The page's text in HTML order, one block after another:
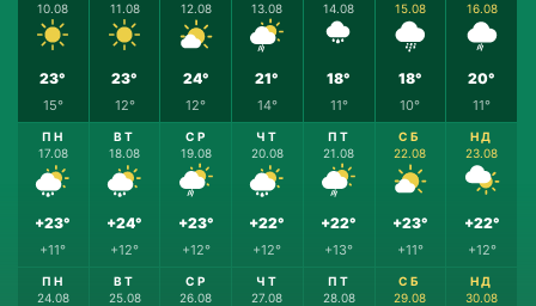
10.08
23°
15°
11.08
23°
12°
12.08
24°
12°
13.08
21°
14°
14.08
18°
11°
15.08
18°
10°
16.08
20°
11°
ПН
17.08
+23°
+11°
ВТ
18.08
+24°
+12°
СР
19.08
+23°
+12°
ЧТ
20.08
+22°
+12°
ПТ
21.08
+22°
+13°
СБ
22.08
+23°
+11°
НД
23.08
+22°
+12°
ПН
24.08
ВТ
25.08
СР
26.08
ЧТ
27.08
ПТ
28.08
СБ
29.08
НД
30.08